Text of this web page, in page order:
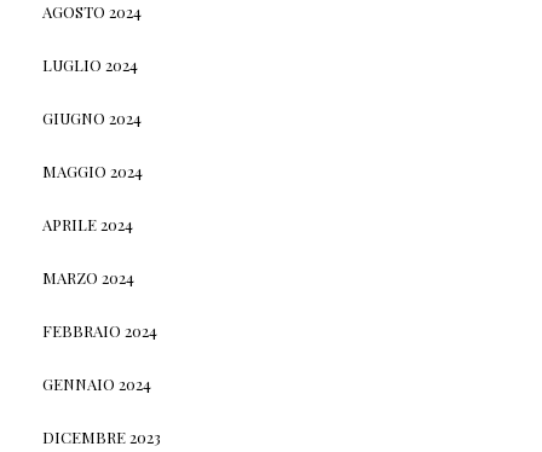
AGOSTO 2024
LUGLIO 2024
GIUGNO 2024
MAGGIO 2024
APRILE 2024
MARZO 2024
FEBBRAIO 2024
GENNAIO 2024
DICEMBRE 2023